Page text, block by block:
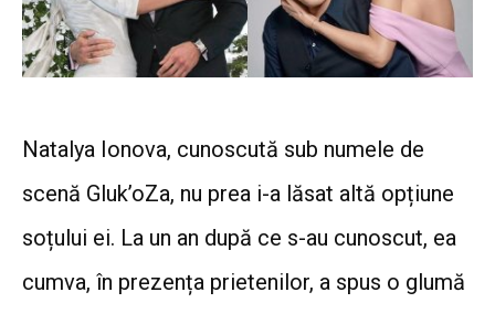
Natalya Ionova, cunoscută sub numele de
scenă Gluk’oZa, nu prea i-a lăsat altă opțiune
soțului ei. La un an după ce s-au cunoscut, ea
cumva, în prezența prietenilor, a spus o glumă